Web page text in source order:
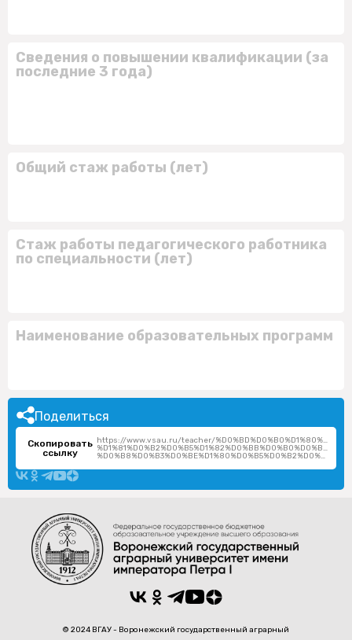
Сведения о повышении квалификации (за
последние 3 года)
Общий стаж работы (лет)
Стаж работы педагогического работника
по специальности (лет)
Наименование образовательных программ
Поделиться
Скопировать
ссылку
https://www.vsau.ru/teacher/
%D0%B8%D0%B3%D0%BE%D1%80%D0%B5%D0%B2%D0%BD%D0%B0/
© 2024 ВГАУ - Воронежский государственный аграрный